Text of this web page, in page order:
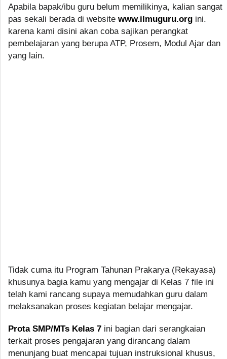
Apabila bapak/ibu guru belum memilikinya, kalian sangat
pas sekali berada di website www.ilmuguru.org ini.
karena kami disini akan coba sajikan perangkat
pembelajaran yang berupa ATP, Prosem, Modul Ajar dan
yang lain.
Tidak cuma itu Program Tahunan Prakarya (Rekayasa)
khusunya bagia kamu yang mengajar di Kelas 7 file ini
telah kami rancang supaya memudahkan guru dalam
melaksanakan proses kegiatan belajar mengajar.
Prota SMP/MTs Kelas 7 ini bagian dari serangkaian
terkait proses pengajaran yang dirancang dalam
menunjang buat mencapai tujuan instruksional khusus,